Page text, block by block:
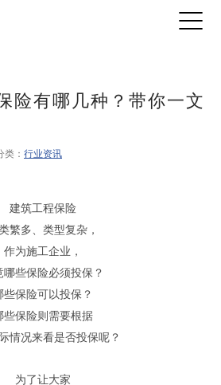
险有哪几种？带你一文
类： 行业资讯
建筑工程保险
繁多、类型复杂，
作为施工企业，
哪些保险必须投保 ？
些保险可以投保 ？
些保险则需要根据
情况来看是否投保呢 ？
为了让大家